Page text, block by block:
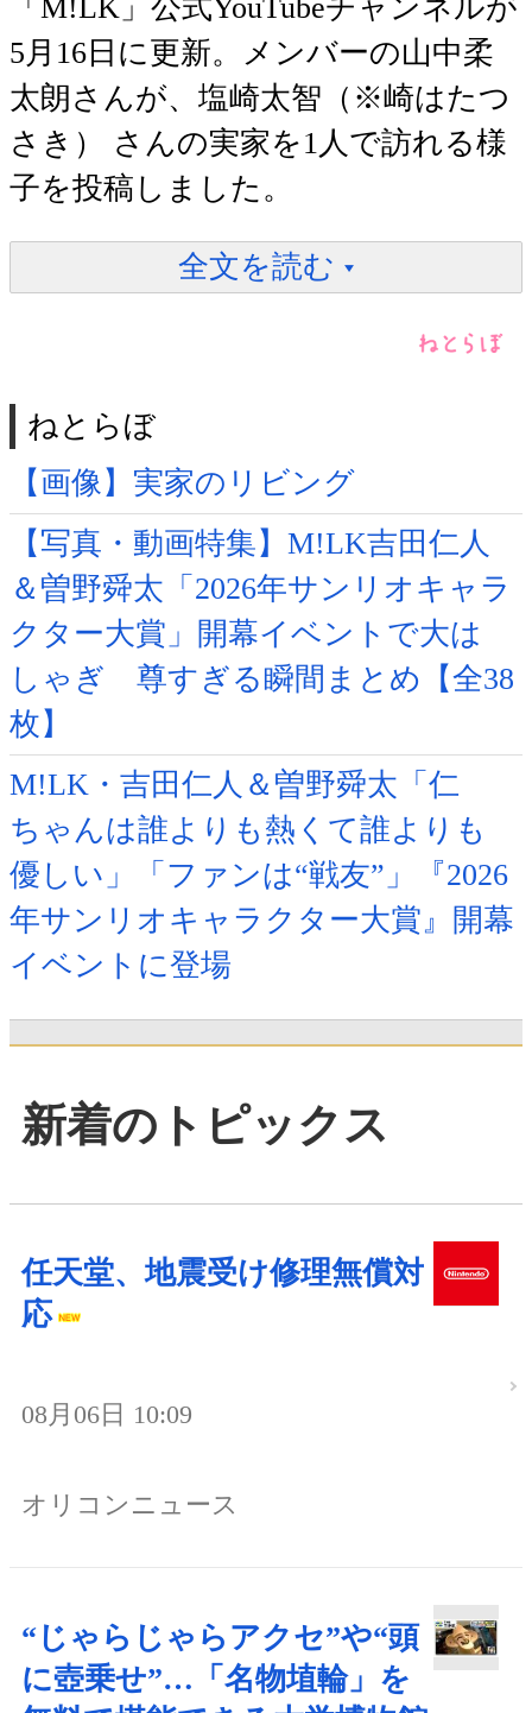
「M!LK」公式YouTubeチャンネルが
5月16日に更新。メンバーの山中柔
太朗さんが、塩崎太智（※崎はたつ
さき） さんの実家を1人で訪れる様
子を投稿しました。
全文を読む
ねとらぼ
【画像】実家のリビング
【写真・動画特集】M!LK吉田仁人
＆曽野舜太「2026年サンリオキャラ
クター大賞」開幕イベントで大は
しゃぎ 尊すぎる瞬間まとめ【全38
枚】
M!LK・吉田仁人＆曽野舜太「仁
ちゃんは誰よりも熱くて誰よりも
優しい」「ファンは“戦友”」『2026
年サンリオキャラクター大賞』開幕
イベントに登場
新着のトピックス
任天堂、地震受け修理無償対
応
08月06日 10:09
オリコンニュース
“じゃらじゃらアクセ”や“頭
に壺乗せ”…「名物埴輪」を